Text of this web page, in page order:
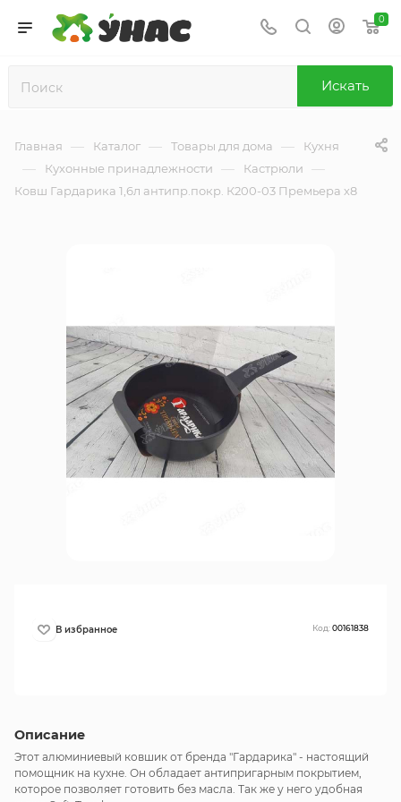
0
Искать
Главная — Каталог — Товары для дома — Кухня
— Кухонные принадлежности — Кастрюли —
Ковш Гардарика 1,6л антипр.покр. К200-03 Премьера х8
Описание
Этот алюминиевый ковшик от бренда "Гардарика" - настоящий
помощник на кухне. Он обладает антипригарным покрытием,
которое позволяет готовить без масла. Так же у него удобная
Код:00161838